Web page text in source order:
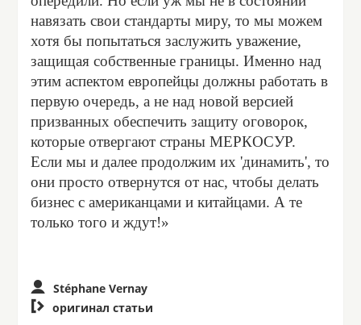
навязать свои стандарты миру, то мы можем
хотя бы попытаться заслужить уважение,
защищая собственные границы. Именно над
этим аспектом европейцы должны работать в
первую очередь, а не над новой версией
призванных обеспечить защиту оговорок,
которые отвергают страны МЕРКОСУР.
Если мы и далее продолжим их 'динамить', то
они просто отвернутся от нас, чтобы делать
бизнес с американцами и китайцами. А те
только того и ждут!»
Stéphane Vernay
 оригинал статьи